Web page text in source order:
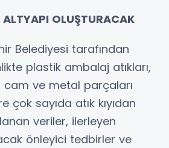
ALTYAPI OLUŞTURACAK
Belediyesi tarafından
plastik ambalaj atıkları,
ve metal parçaları
çok sayıda atık kıyıdan
veriler, ilerleyen
önleyici tedbirler ve